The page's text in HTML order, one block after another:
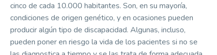
cinco de cada 10.000 habitantes. Son, en su mayoría,
condiciones de origen genético, y en ocasiones pueden
producir algún tipo de discapacidad. Algunas, incluso,
pueden poner en riesgo la vida de los pacientes si no se